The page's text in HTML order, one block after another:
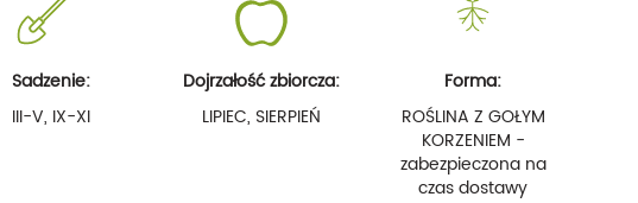
Sadzenie:
III-V, IX-XI
Dojrzałość zbiorcza:
LIPIEC, SIERPIEŃ
Forma:
ROŚLINA Z GOŁYM
KORZENIEM -
zabezpieczona na
czas dostawy